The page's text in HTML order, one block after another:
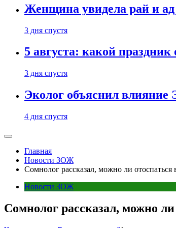
Женщина увидела рай и
3 дня спустя
5 августа: какой
3 дня спустя
Эколог объяснил
4 дня спустя
Главная
Новости ЗОЖ
Сомнолог рассказал, можно ли
Новости ЗОЖ
Сомнолог рассказал, можно